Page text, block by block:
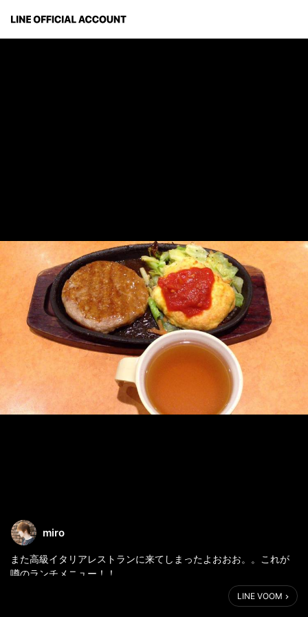
miro
また高級イタリアレストランに来てしまったよおおお。。これが
噂のランチメニュー！！
ハンバーグとチキンピカタ！それぞれスープと一緒に食べる
と・・・ふぁああああああ！！生きててよかった泣
LINE VOOM